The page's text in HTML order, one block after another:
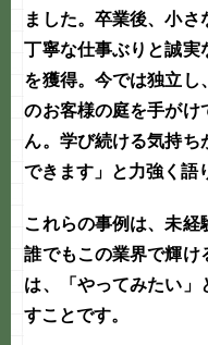
ました。卒業後、小
丁寧な仕事ぶりと誠実
を獲得。今では独立し
のお客様の庭を手がけ
ん。学び続ける気持
できます」と力強く語
これらの事例は、未
誰でもこの業界で輝け
は、
「やってみたい
すことです。